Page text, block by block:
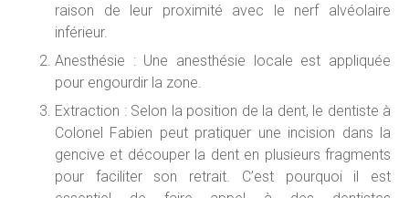
raison de leur proximité avec le nerf alvéolaire
inférieur.
Anesthésie : Une anesthésie locale est appliquée
pour engourdir la zone.
Extraction : Selon la position de la dent, le dentiste à
Colonel Fabien peut pratiquer une incision dans la
gencive et découper la dent en plusieurs fragments
pour faciliter son retrait. C’est pourquoi il est